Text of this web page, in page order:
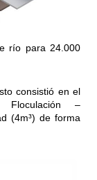
río para 24.000
consistió en el
Floculación –
(4m³) de forma